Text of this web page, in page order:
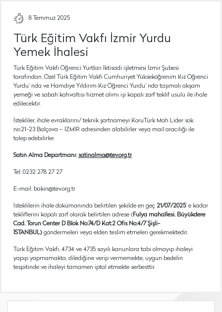
8 Temmuz 2025
Türk Eğitim Vakfı İzmir Yurdu
Yemek İhalesi
Türk Eğitim Vakfı Öğrenci Yurtları İktisadi işletmesi İzmir Şubesi
tarafından, Özel Türk Eğitim Vakfı Cumhuriyet Yükseköğrenim Kız Öğrenci
Yurdu’ nda ve Hamdiye Yıldırım Kız Öğrenci Yurdu' nda taşımalı akşam
yemeği ve sabah kahvaltısı hizmet alımı işi kapalı zarf teklif usulü ile ihale
edilecektir.
İstekliler, ihale evraklarını/ teknik şartnameyi KoruTürk Mah Lider sok.
no:21-23 Balçova – İZMİR adresinden alabilirler veya mail aracılığı ile
talep edebilirler.
Satın Alma Departmanı: satinalma@tev.org.tr
Tel: 0232 278 27 27
E-mail: bakin@tev.org.tr
İsteklilerin ihale dokümanında belirtilen şekilde en geç 21/07/2025’ e kadar
tekliflerini kapalı zarf olarak belirtilen adrese (Fulya mahallesi. Büyükdere
Cad. Torun Center D Blok No:74/D Kat:2 Ofis No:4/7 Şişli-
İSTANBUL) göndermeleri veya elden teslim etmeleri gerekmektedir.
Türk Eğitim Vakfı, 4734 ve 4735 sayılı kanunlara tabi olmayıp ihaleyi
yapıp yapmamakta, dilediğine verip vermemekte, uygun bedelin
tespitinde ve ihaleyi tamamen iptal etmekte serbesttir.